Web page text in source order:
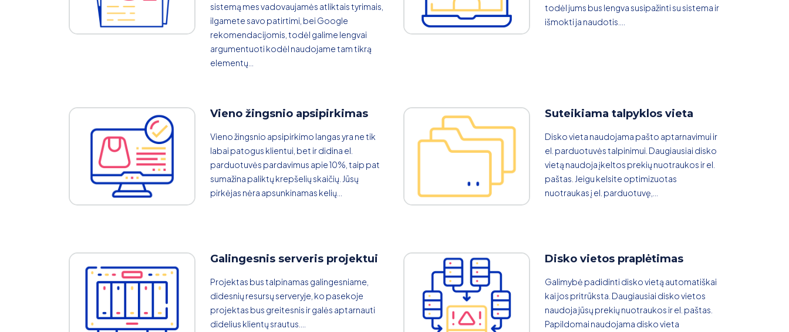
sistemą mes vadovaujamės atliktais tyrimais,
ilgamete savo patirtimi, bei Google
rekomendacijomis, todėl galime lengvai
argumentuoti kodėl naudojame tam tikrą
elementų...
todėl jums bus lengva susipažinti su sistema ir
išmokti ja naudotis....
Vieno žingsnio apsipirkimas
Vieno žingsnio apsipirkimo langas yra ne tik
labai patogus klientui, bet ir didina el.
parduotuvės pardavimus apie 10%, taip pat
sumažina paliktų krepšelių skaičių. Jūsų
pirkėjas nėra apsunkinamas kelių...
Suteikiama talpyklos vieta
Disko vieta naudojama pašto aptarnavimui ir
el. parduotuvės talpinimui. Daugiausiai disko
vietą naudoja įkeltos prekių nuotraukos ir el.
paštas. Jeigu kelsite optimizuotas
nuotraukas į el. parduotuvę,...
Galingesnis serveris projektui
Projektas bus talpinamas galingesniame,
didesnių resursų serveryje, ko pasekoje
projektas bus greitesnis ir galės aptarnauti
didelius klientų srautus....
Disko vietos praplėtimas
Galimybė padidinti disko vietą automatiškai
kai jos pritrūksta. Daugiausiai disko vietos
naudoja jūsų prekių nuotraukos ir el. paštas.
Papildomai naudojama disko vieta